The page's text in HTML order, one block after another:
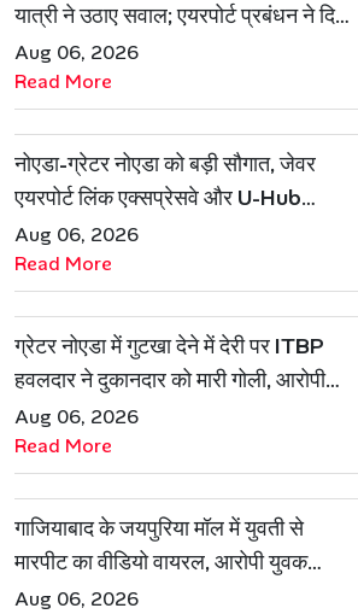
यात्री ने उठाए सवाल; एयरपोर्ट प्रबंधन ने दिया
जवाब
Aug 06, 2026
Read More
नोएडा-ग्रेटर नोएडा को बड़ी सौगात, जेवर
एयरपोर्ट लिंक एक्सप्रेसवे और U-Hub
प्रोजेक्ट को मिली मंजूरी
Aug 06, 2026
Read More
ग्रेटर नोएडा में गुटखा देने में देरी पर ITBP
हवलदार ने दुकानदार को मारी गोली, आरोपी
गिरफ्तार
Aug 06, 2026
Read More
गाजियाबाद के जयपुरिया मॉल में युवती से
मारपीट का वीडियो वायरल, आरोपी युवक
हिरासत में
Aug 06, 2026